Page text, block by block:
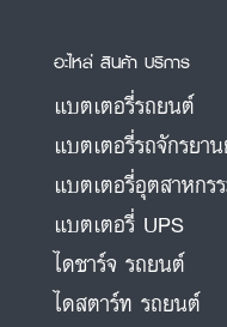
อะไหล่ สินค้า บริการ
แบตเตอรี่รถยนต์
แบตเตอรี่รถจักรยา
แบตเตอรี่อุตสาหกร
แบตเตอรี่ UPS
ไดชาร์จ รถยนต์
ไดสตาร์ท รถยนต์